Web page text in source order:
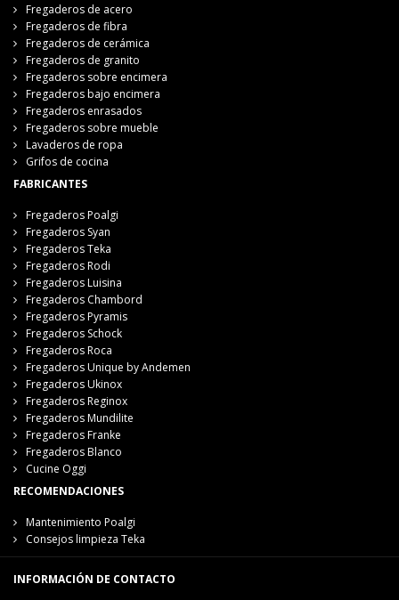
Fregaderos de acero
Fregaderos de fibra
Fregaderos de cerámica
Fregaderos de granito
Fregaderos sobre encimera
Fregaderos bajo encimera
Fregaderos enrasados
Fregaderos sobre mueble
Lavaderos de ropa
Grifos de cocina
FABRICANTES
Fregaderos Poalgi
Fregaderos Syan
Fregaderos Teka
Fregaderos Rodi
Fregaderos Luisina
Fregaderos Chambord
Fregaderos Pyramis
Fregaderos Schock
Fregaderos Roca
Fregaderos Unique by Andemen
Fregaderos Ukinox
Fregaderos Reginox
Fregaderos Mundilite
Fregaderos Franke
Fregaderos Blanco
Cucine Oggi
RECOMENDACIONES
Mantenimiento Poalgi
Consejos limpieza Teka
INFORMACIÓN DE CONTACTO